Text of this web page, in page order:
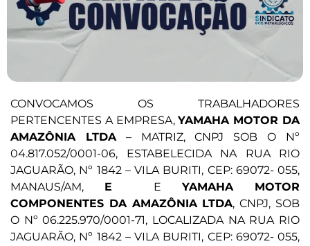
CONVOCAMOS OS TRABALHADORES
PERTENCENTES A EMPRESA,YAMAHA MOTOR DA
AMAZÔNIA LTDA– MATRIZ, CNPJ SOB O Nº
04.817.052/0001-06, ESTABELECIDA NA RUA RIO
JAGUARÃO, Nº 1842 – VILA BURITI, CEP: 69072- 055,
MANAUS/AM, E EYAMAHA MOTOR
COMPONENTES DA AMAZÔNIA LTDA, CNPJ, SOB
O Nº 06.225.970/0001-71, LOCALIZADA NA RUA RIO
JAGUARÃO, Nº 1842 – VILA BURITI, CEP: 69072- 055,